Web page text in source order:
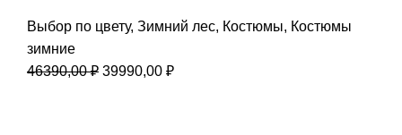
Выбор по цвету, Зимний лес, Костюмы, Костюмы
зимние
46390,00₽ Первоначальная
39990,00 ₽Текущая